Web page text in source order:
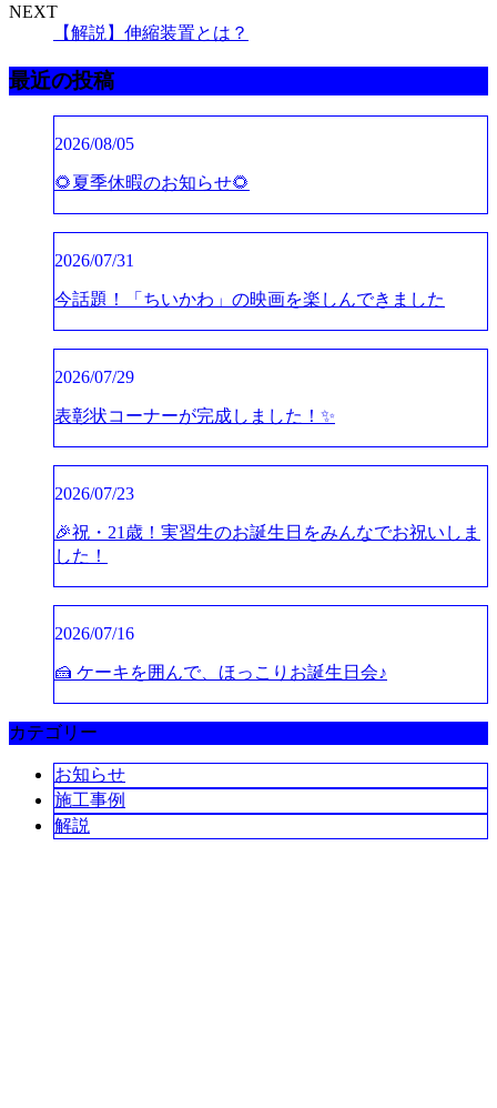
NEXT
【解説】伸縮装置とは？
最近の投稿
2026/08/05
🌻夏季休暇のお知らせ🌻
2026/07/31
今話題！「ちいかわ」の映画を楽しんできました
2026/07/29
表彰状コーナーが完成しました！✨
2026/07/23
🎉祝・21歳！実習生のお誕生日をみんなでお祝いしま
した！
2026/07/16
🍰 ケーキを囲んで、ほっこりお誕生日会♪
カテゴリー
お知らせ
施工事例
解説